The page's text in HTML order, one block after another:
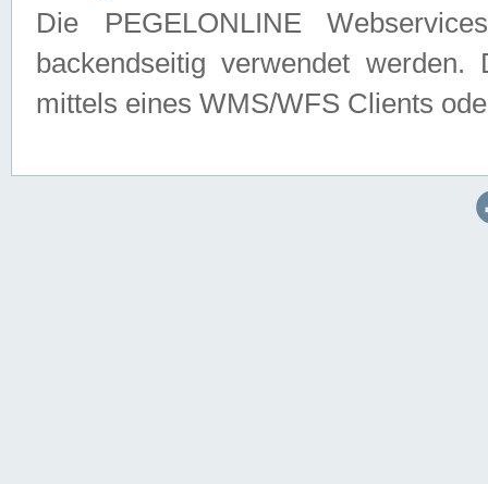
Die PEGELONLINE
backendseitig verwendet
mittels eines WMS/WFS Clients